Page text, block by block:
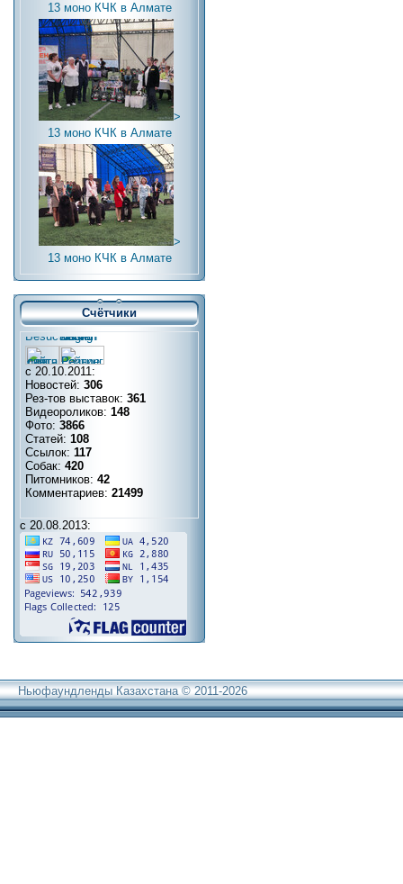
13 моно КЧК в Алмате
>
13 моно КЧК в Алмате
>
13 моно КЧК в Алмате
Счётчики
с 20.10.2011:
Новостей: 306
Рез-тов выставок: 361
Видеороликов: 148
Фото: 3866
Статей: 108
Ссылок: 117
Собак: 420
Питомников: 42
Комментариев: 21499
с 20.08.2013:
Ньюфаундленды Казахстана © 2011-2026